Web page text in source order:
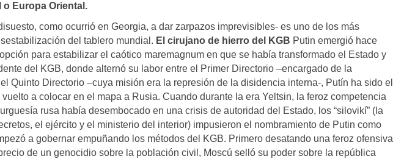
o Europa Oriental.
como ocurrió en Georgia, a dar zarpazos imprevisibles- es uno de los más
del tablero mundial. El cirujano de hierro del KGB Putin emergió hace
para estabilizar el caótico maremagnum en que se había transformado el Estado y
del KGB, donde alternó su labor entre el Primer Directorio –encargado de la
Quinto Directorio –cuya misión era la represión de la disidencia interna-, Putín ha sido el
a colocar en el mapa a Rusia. Cuando durante la era Yeltsin, la feroz competencia
rusa había desembocado en una crisis de autoridad del Estado, los “silovikí” (la
el ejército y el ministerio del interior) impusieron el nombramiento de Putin como
a gobernar empuñando los métodos del KGB. Primero desatando una feroz ofensiva
de un genocidio sobre la población civil, Moscú selló su poder sobre la república